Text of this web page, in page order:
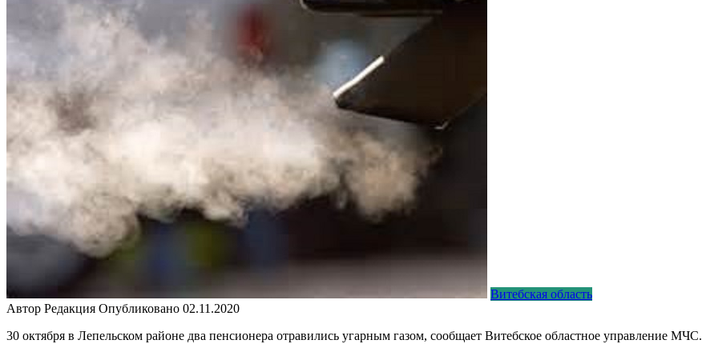
Витебская область
Автор Редакция Опубликовано 02.11.2020
30 октября в Лепельском районе два пенсионера отравились угарным газом, сообщает Витебское областное управление МЧС.